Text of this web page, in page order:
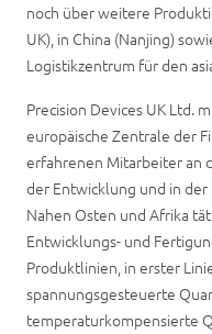
noch über weitere
UK), in China (Nanjing)
Logistikzentrum für den
Precision Devices UK Ltd.
europäische Zentrale der
erfahrenen Mitarbeiter an
der Entwicklung und in
Nahen Osten und Afrika
Entwicklungs- und
Produktlinien, in erster
spannungsgesteuerte
temperaturkompensierte